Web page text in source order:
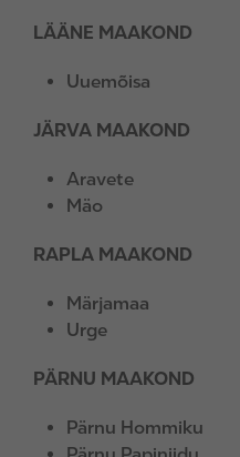
LÄÄNE MAAKOND
Uuemõisa
JÄRVA MAAKOND
Aravete
Mäo
RAPLA MAAKOND
Märjamaa
Urge
PÄRNU MAAKOND
Pärnu Hommiku